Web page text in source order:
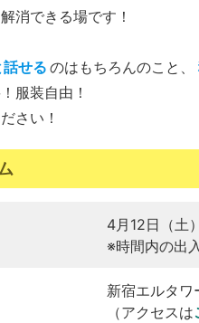
消できる場です！
せる のはもちろんのこと、
服装自由！
さい！
4月12日（土
※時間内の出
新宿エルタ
（アクセスは